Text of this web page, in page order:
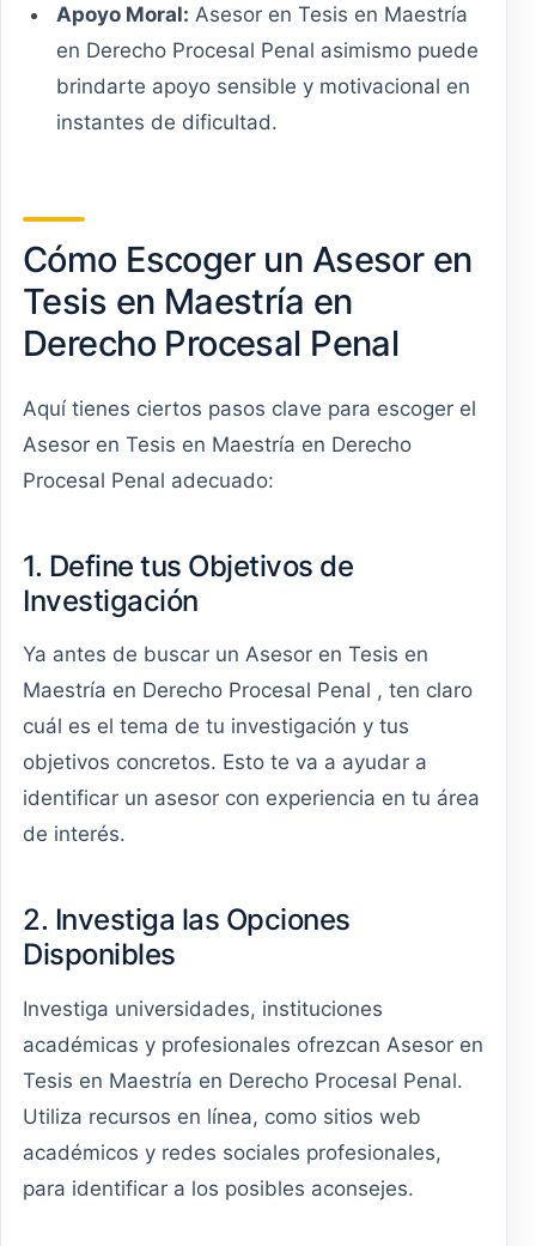
Apoyo Moral: Asesor en Tesis en Maestría
en Derecho Procesal Penal asimismo puede
brindarte apoyo sensible y motivacional en
instantes de dificultad.
Cómo Escoger un Asesor en
Tesis en Maestría en
Derecho Procesal Penal
Aquí tienes ciertos pasos clave para escoger el
Asesor en Tesis en Maestría en Derecho
Procesal Penal adecuado:
1. Define tus Objetivos de
Investigación
Ya antes de buscar un Asesor en Tesis en
Maestría en Derecho Procesal Penal , ten claro
cuál es el tema de tu investigación y tus
objetivos concretos. Esto te va a ayudar a
identificar un asesor con experiencia en tu área
de interés.
2. Investiga las Opciones
Disponibles
Investiga universidades, instituciones
académicas y profesionales ofrezcan Asesor en
Tesis en Maestría en Derecho Procesal Penal.
Utiliza recursos en línea, como sitios web
académicos y redes sociales profesionales,
para identificar a los posibles aconsejes.